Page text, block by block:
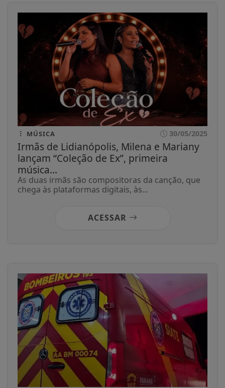
MÚSICA 30/05/2025
Irmãs de Lidianópolis, Milena e Mariany
lançam “Coleção de Ex”, primeira
música...
As duas irmãs são compositoras da canção, que
chega às plataformas digitais, às...
ACESSAR